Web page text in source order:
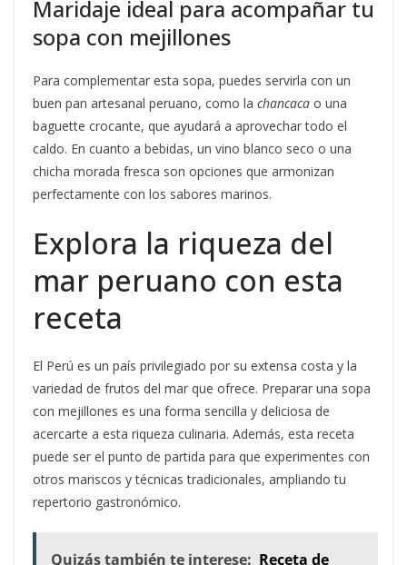
Maridaje ideal para acompañar tu
sopa con mejillones
Para complementar esta sopa, puedes servirla con un
buen pan artesanal peruano, como la chancaca o una
baguette crocante, que ayudará a aprovechar todo el
caldo. En cuanto a bebidas, un vino blanco seco o una
chicha morada fresca son opciones que armonizan
perfectamente con los sabores marinos.
Explora la riqueza del
mar peruano con esta
receta
El Perú es un país privilegiado por su extensa costa y la
variedad de frutos del mar que ofrece. Preparar una sopa
con mejillones es una forma sencilla y deliciosa de
acercarte a esta riqueza culinaria. Además, esta receta
puede ser el punto de partida para que experimentes con
otros mariscos y técnicas tradicionales, ampliando tu
repertorio gastronómico.
Quizás también te interese: Receta de